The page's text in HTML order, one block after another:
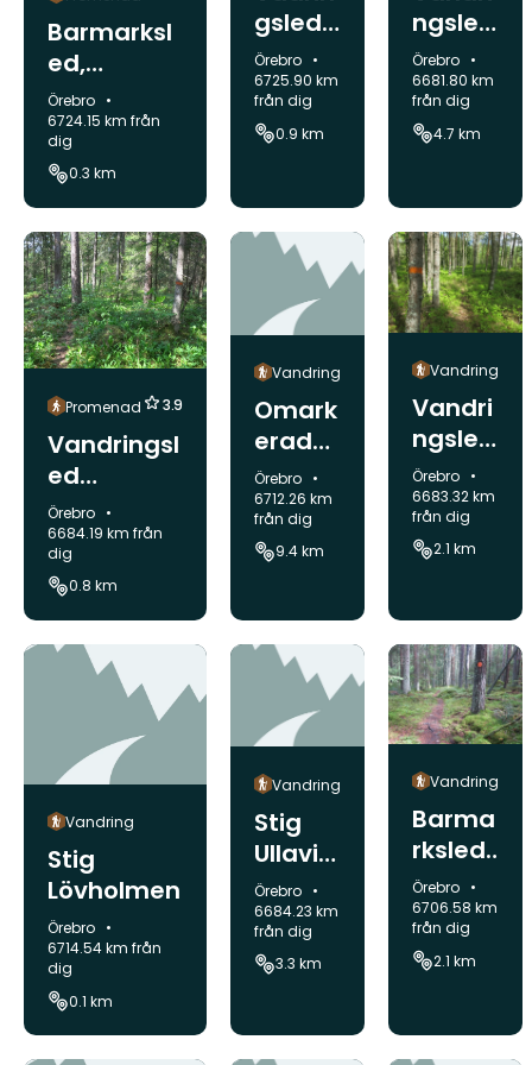
Barmarksl
ed,
Kulanbest
åndet
Kommun:
Örebro
6724.15 km från
dig
0.3 km
gsled
Stocke
bäcks
äng
Kommun:
Örebro
6725.90 km
från dig
0.9 km
ngsled
Trollda
len
Kommun:
Örebro
6681.80 km
från dig
4.7 km
Promenad 3.9
Vandringsl
ed
Kanterbod
a
Kommun:
Örebro
6684.19 km från
dig
0.8 km
Vandring
Omark
erad
stig
Kommun:
Örebro
6712.26 km
från dig
9.4 km
Vandring
Vandri
ngsled
Lövbric
kan
Kommun:
Örebro
6683.32 km
från dig
2.1 km
Vandring
Stig
Lövholmen
Kommun:
Örebro
6714.54 km från
dig
0.1 km
Vandring
Stig
Ullavi
Klint
Kommun:
Örebro
6684.23 km
från dig
3.3 km
Vandring
Barma
rksled,
Tåsta
Kommun:
Örebro
6706.58 km
från dig
2.1 km